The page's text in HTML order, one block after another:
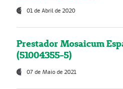
01 de Abril de 2020
Prestador Mosaicum
(51004355-5)
07 de Maio de 2021